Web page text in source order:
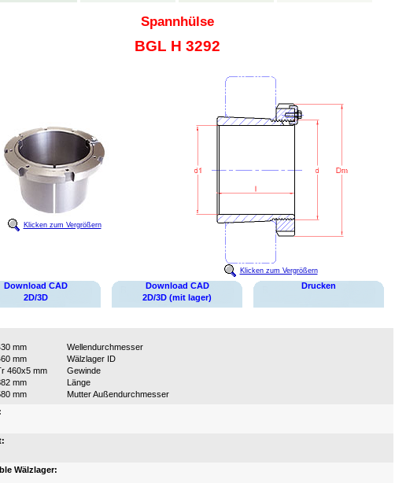
Spannhülse
BGL H 3292
Klicken zum Vergrößern
Klicken zum Vergrößern
Download CAD
2D/3D
Download CAD
2D/3D (mit lager)
Drucken
mm
Wellendurchmesser
mm
Wälzlager ID
460x5 mm
Gewinde
mm
Länge
mm
Mutter Außendurchmesser
Wälzlager: